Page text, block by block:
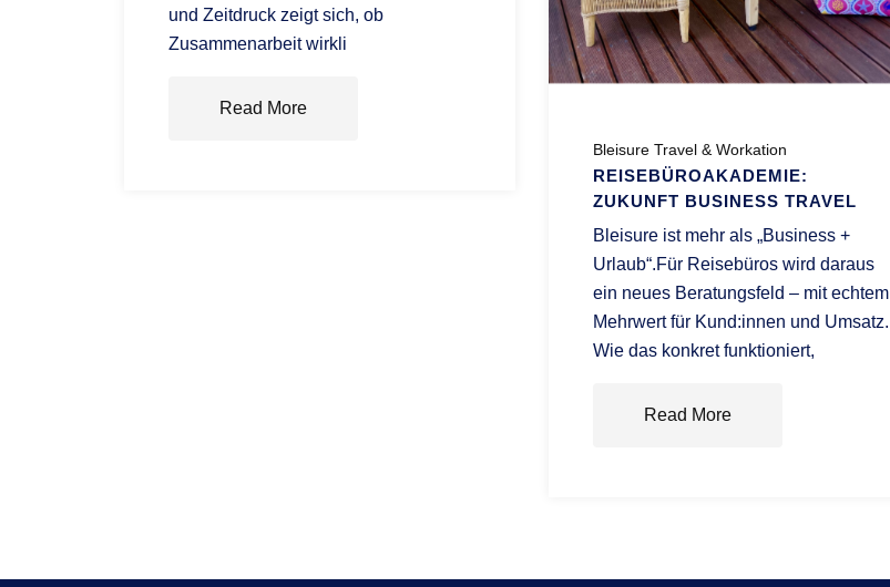
und Zeitdruck zeigt sich, ob
Zusammenarbeit wirkli
Read More
Bleisure Travel & Workation
REISEBÜROAKADEMIE:
ZUKUNFT BUSINESS TRAVEL
Bleisure ist mehr als „Business +
Urlaub“.Für Reisebüros wird daraus
ein neues Beratungsfeld – mit echtem
Mehrwert für Kund:innen und Umsatz.
Wie das konkret funktioniert,
Read More